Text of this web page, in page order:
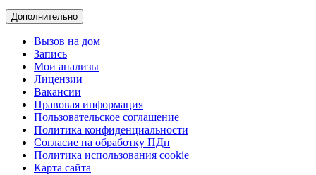
Дополнительно
Вызов на дом
Запись
Мои анализы
Лицензии
Вакансии
Правовая информация
Пользовательское соглашение
Политика конфиденциальности
Согласие на обработку ПДн
Политика использования cookie
Карта сайта